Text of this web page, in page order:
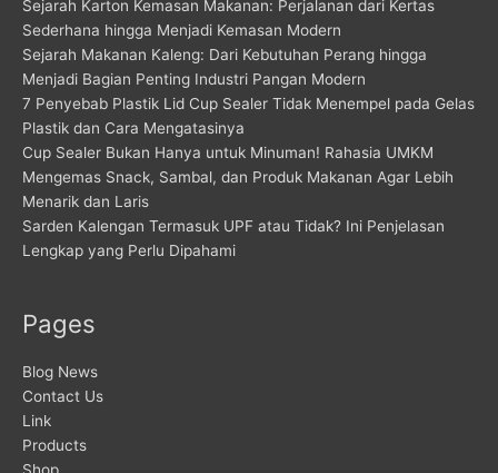
Sejarah Karton Kemasan Makanan: Perjalanan dari Kertas
Sederhana hingga Menjadi Kemasan Modern
Sejarah Makanan Kaleng: Dari Kebutuhan Perang hingga
Menjadi Bagian Penting Industri Pangan Modern
7 Penyebab Plastik Lid Cup Sealer Tidak Menempel pada Gelas
Plastik dan Cara Mengatasinya
Cup Sealer Bukan Hanya untuk Minuman! Rahasia UMKM
Mengemas Snack, Sambal, dan Produk Makanan Agar Lebih
Menarik dan Laris
Sarden Kalengan Termasuk UPF atau Tidak? Ini Penjelasan
Lengkap yang Perlu Dipahami
Pages
Blog News
Contact Us
Link
Products
Shop